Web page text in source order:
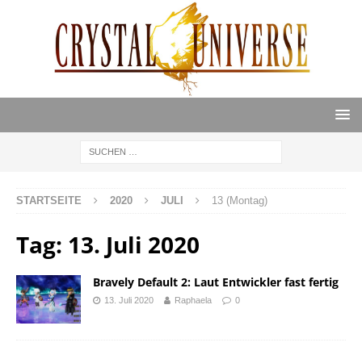
STARTSEITE 2020 JULI 13 (Montag)
Tag: 13. Juli 2020
Bravely Default 2: Laut Entwickler fast fertig
13. Juli 2020 Raphaela 0